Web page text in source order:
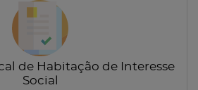
de Habitação de Interesse
Social